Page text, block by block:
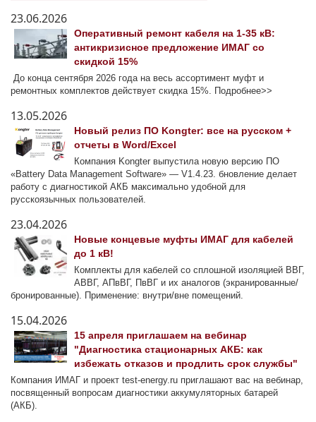
23.06.2026
Оперативный ремонт кабеля на 1-35 кВ:
антикризисное предложение ИМАГ со
скидкой 15%
До конца сентября 2026 года на весь ассортимент муфт и
ремонтных комплектов действует скидка 15%. Подробнее>>
13.05.2026
Новый релиз ПО Kongter: все на русском +
отчеты в Word/Excel
Компания Kongter выпустила новую версию ПО
«Battery Data Management Software» — V1.4.23. бновление делает
работу с диагностикой АКБ максимально удобной для
русскоязычных пользователей.
23.04.2026
Новые концевые муфты ИМАГ для кабелей
до 1 кВ!
Комплекты для кабелей со сплошной изоляцией ВВГ,
АВВГ, АПвВГ, ПвВГ и их аналогов (экранированные/
бронированные). Применение: внутри/вне помещений.
15.04.2026
15 апреля приглашаем на вебинар
"Диагностика стационарных АКБ: как
избежать отказов и продлить срок службы"
Компания ИМАГ и проект test-energy.ru приглашают вас на вебинар,
посвященный вопросам диагностики аккумуляторных батарей
(АКБ).